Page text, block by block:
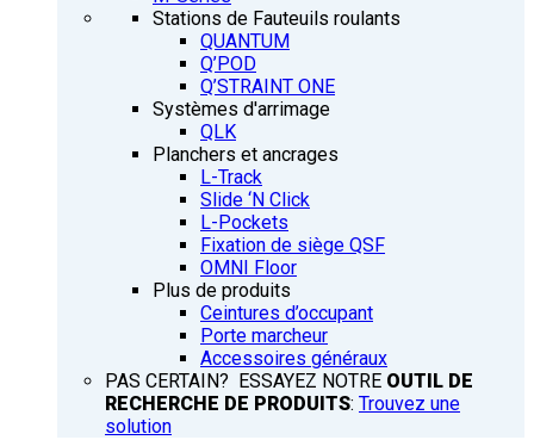
Stations de Fauteuils roulants
QUANTUM
Q’POD
Q’STRAINT ONE
Systèmes d'arrimage
QLK
Planchers et ancrages
L-Track
Slide ‘N Click
L-Pockets
Fixation de siège QSF
OMNI Floor
Plus de produits
Ceintures d’occupant
Porte marcheur
Accessoires généraux
PAS CERTAIN? ESSAYEZ NOTRE OUTIL DE
RECHERCHE DE PRODUITS: Trouvez une
solution